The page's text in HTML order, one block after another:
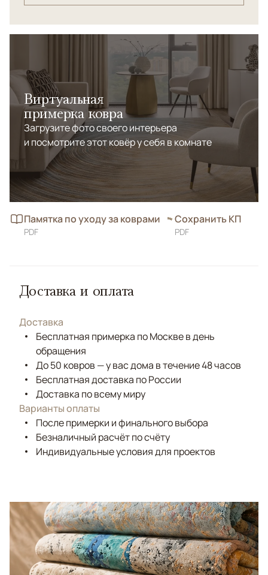
Нейтральная бежево-серая палитра с переходами
тонов гармонично дополнит современные и
скандинавские интерьеры. Бамбуковый шелк придает
изделию особый блеск и мягкость, а натуральная
шерсть обеспечивает прочность и комфорт. Этот
ковер станет стильным акцентом, подчеркивающим
утонченный вкус и любовь к экологичным материалам.
Виртуальная
примерка ковра
Загрузите фото своего интерьера
и посмотрите этот ковёр у себя в комнате
Памятка по уходу за коврами
PDF
Сохранить КП
PDF
Доставка и оплата
Доставка
Бесплатная примерка по Москве в день
обращения
До 50 ковров — у вас дома в течение 48 часов
Бесплатная доставка по России
Доставка по всему миру
Варианты оплаты
После примерки и финального выбора
Безналичный расчёт по счёту
Индивидуальные условия для проектов